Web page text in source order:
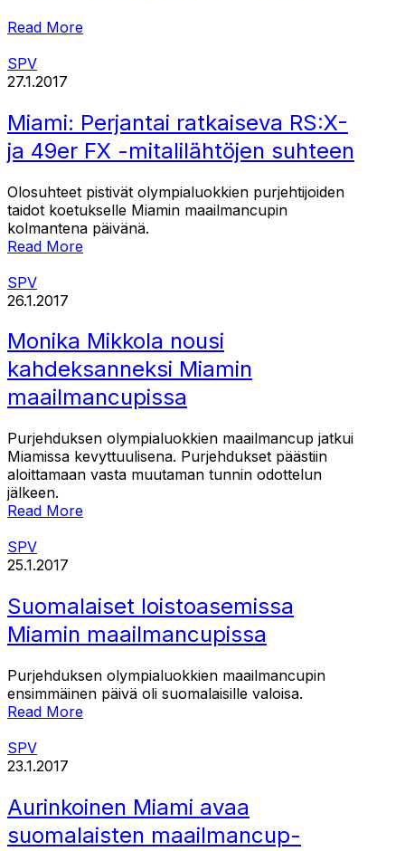
Read More
SPV
27.1.2017
Miami: Perjantai ratkaiseva RS:X-
ja 49er FX -mitalilähtöjen suhteen
Olosuhteet pistivät olympialuokkien purjehtijoiden
taidot koetukselle Miamin maailmancupin
kolmantena päivänä.
Read More
SPV
26.1.2017
Monika Mikkola nousi
kahdeksanneksi Miamin
maailmancupissa
Purjehduksen olympialuokkien maailmancup jatkui
Miamissa kevyttuulisena. Purjehdukset päästiin
aloittamaan vasta muutaman tunnin odottelun
jälkeen.
Read More
SPV
25.1.2017
Suomalaiset loistoasemissa
Miamin maailmancupissa
Purjehduksen olympialuokkien maailmancupin
ensimmäinen päivä oli suomalaisille valoisa.
Read More
SPV
23.1.2017
Aurinkoinen Miami avaa
suomalaisten maailmancup-